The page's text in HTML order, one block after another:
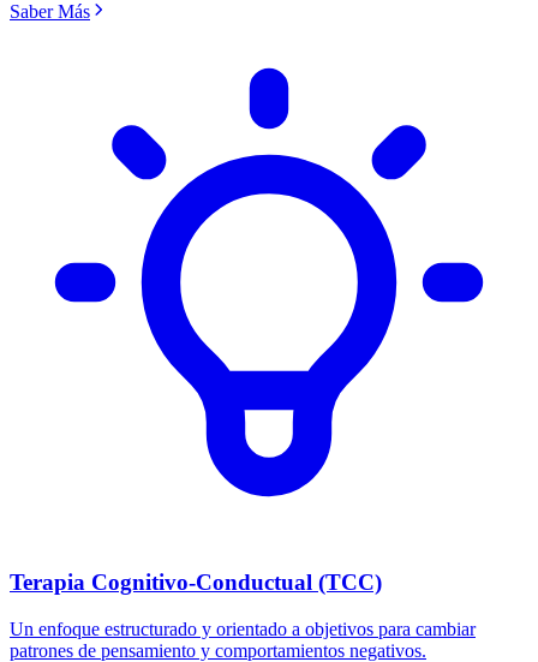
Saber Más
Terapia Cognitivo-Conductual (TCC)
Un enfoque estructurado y orientado a objetivos para cambiar
patrones de pensamiento y comportamientos negativos.